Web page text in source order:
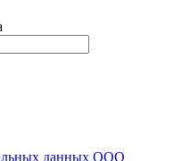
данных ООО